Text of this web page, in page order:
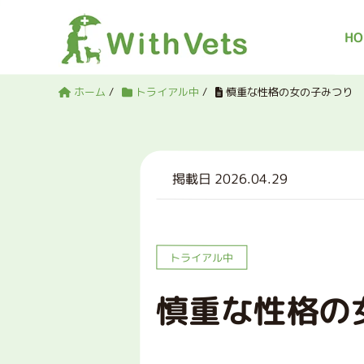
ホーム / トライアル中 / 慎重な性格の女の子みつり
掲載日 2026.04.29
トライアル中
慎重な性格